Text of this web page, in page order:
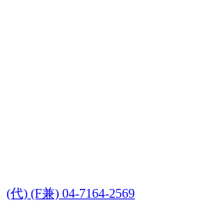
(代) (F兼) 04-7164-2569